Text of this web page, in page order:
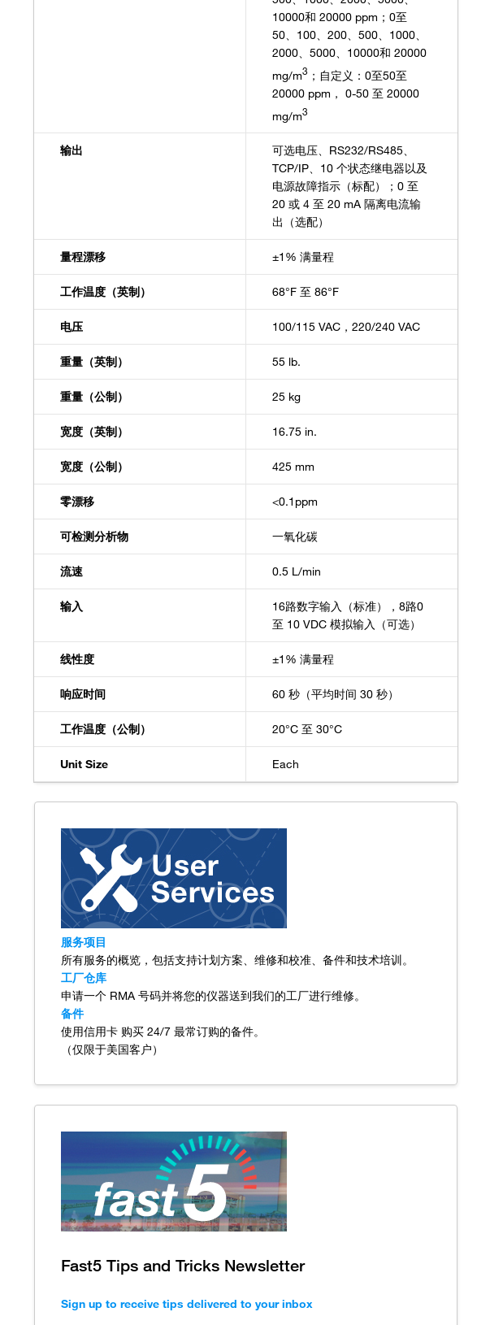
10000和 20000 ppm；0至
50、100、200、500、1000、
2000、5000、10000和 20000
mg/m3 ；自定义：0至50至
20000 ppm， 0-50 至 20000
mg/m3
输出
可选电压、RS232/RS485、
TCP/IP、10 个状态继电器以及
电源故障指示（标配）；0 至
20 或 4 至 20 mA 隔离电流输
出（选配）
量程漂移 ±1% 满量程
工作温度（英制） 68°F 至 86°F
电压 100/115 VAC，220/240 VAC
重量（英制） 55 lb.
重量（公制） 25 kg
宽度（英制） 16.75 in.
宽度（公制） 425 mm
零漂移 <0.1ppm
可检测分析物 一氧化碳
流速 0.5 L/min
输入
16路数字输入（标准），8路0
至 10 VDC 模拟输入（可选）
线性度 ±1% 满量程
响应时间 60 秒（平均时间 30 秒）
工作温度（公制） 20°C 至 30°C
Unit Size Each
服务项目
所有服务的概览，包括支持计划方案、维修和校准、备件和技术培训。
工厂仓库
申请一个 RMA 号码并将您的仪器送到我们的工厂进行维修。
备件
使用信用卡 购买 24/7 最常订购的备件。
（仅限于美国客户）
Fast5 Tips and Tricks Newsletter
Sign up to receive tips delivered to your inbox